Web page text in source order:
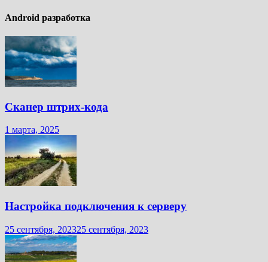
Android разработка
Сканер штрих-кода
1 марта, 2025
Настройка подключения к серверу
25 сентября, 202325 сентября, 2023